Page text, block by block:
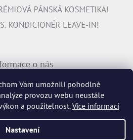
Vám umožnili pohodlné
provozu webu neustále
a použitelnost.Více informací
Nastavení
PÁNSKÁ KOSMETIKA!
KONDICIONÉR LEAVE-IN!
o nás
SE K NÁM
K DOPRAVĚ ZDARMA
Shoptet